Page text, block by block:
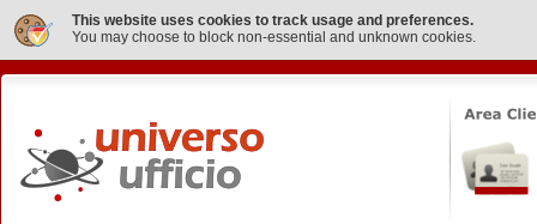
This website uses cookies to track usage and preferences.
You may choose to block non-essential and unknown cookies.